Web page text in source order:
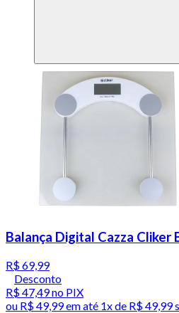
Balança Digital Cazza Cliker
R$ 69,99
Desconto
R$ 47,49no PIX
ou R$ 49,99em até 1x de R$ 49,99